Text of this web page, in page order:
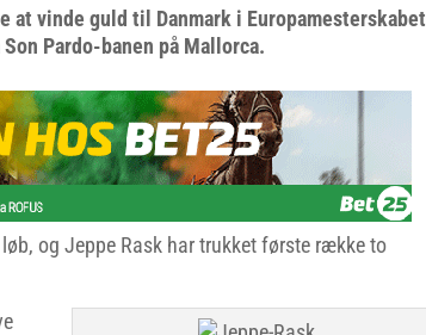
at vinde guld til Danmark i Europamesterskabet
Pardo-banen på Mallorca.
og Jeppe Rask har trukket første række to